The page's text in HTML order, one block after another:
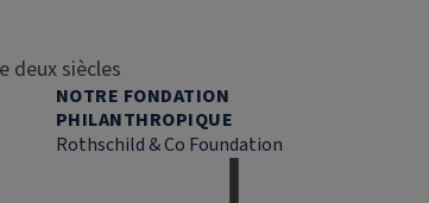
deux siècles
NOTRE FONDATION
PHILANTHROPIQUE
Rothschild & Co Foundation